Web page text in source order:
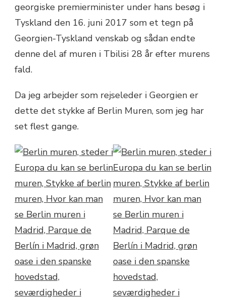
georgiske premierminister under hans besøg i
Tyskland den 16. juni 2017 som et tegn på
Georgien-Tyskland venskab og sådan endte
denne del af muren i Tbilisi 28 år efter murens
fald.
Da jeg arbejder som rejseleder i Georgien er
dette det stykke af Berlin Muren, som jeg har
set flest gange.